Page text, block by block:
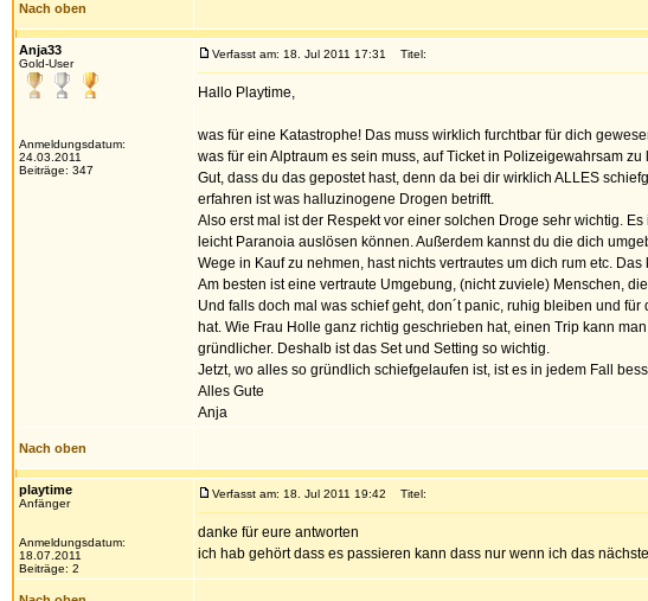
Nach oben
Anja33
Gold-User
Anmeldungsdatum:
24.03.2011
Beiträge: 347
Verfasst am: 18. Jul 2011 17:31 Titel:
Hallo Playtime,
was für eine Katastrophe! Das muss wirklich furchtbar für dich
was für ein Alptraum es sein muss, auf Ticket in Polizeigewahrsam
Gut, dass du das gepostet hast, denn da bei dir wirklich ALLES
erfahren ist was halluzinogene Drogen betrifft.
Also erst mal ist der Respekt vor einer solchen Droge sehr wichtig.
leicht Paranoia auslösen können. Außerdem kannst du die dich
Wege in Kauf zu nehmen, hast nichts vertrautes um dich rum etc.
Am besten ist eine vertraute Umgebung, (nicht zuviele) Menschen,
Und falls doch mal was schief geht, don´t panic, ruhig bleiben und
hat. Wie Frau Holle ganz richtig geschrieben hat, einen Trip kann
gründlicher. Deshalb ist das Set und Setting so wichtig.
Jetzt, wo alles so gründlich schiefgelaufen ist, ist es in jedem Fall
Alles Gute
Anja
Nach oben
playtime
Anfänger
Anmeldungsdatum:
18.07.2011
Beiträge: 2
Verfasst am: 18. Jul 2011 19:42 Titel:
danke für eure antworten
ich hab gehört dass es passieren kann dass nur wenn ich das